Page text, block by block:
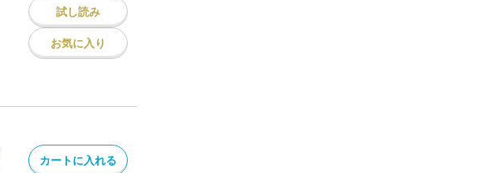
試し読み
お気に入り
カートに入れる